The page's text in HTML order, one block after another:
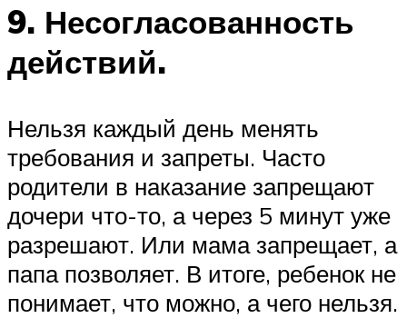
9. Несогласованность
действий.
Нельзя каждый день менять
требования и запреты. Часто
родители в наказание запрещают
дочери что-то, а через 5 минут уже
разрешают. Или мама запрещает, а
папа позволяет. В итоге, ребенок не
понимает, что можно, а чего нельзя.